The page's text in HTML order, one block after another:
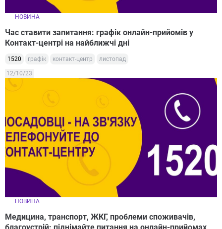
НОВИНА
Час ставити запитання: графік онлайн-прийомів у
Контакт-центрі на найближчі дні
1520 графік контакт-центр листопад
12/10/23
НОВИНА
Медицина, транспорт, ЖКГ, проблеми споживачів,